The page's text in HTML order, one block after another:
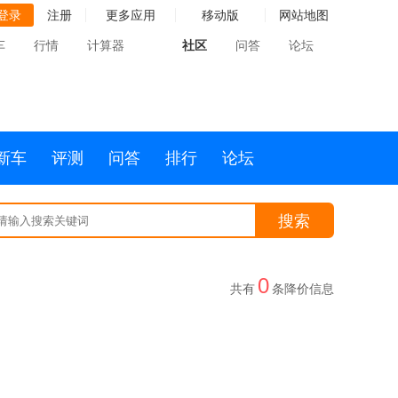
录 注册 更多应用 移动版 网站地图
行情 计算器 社区 问答 论坛
车 评测 问答 排行 论坛
搜索
共有 0条降价信息